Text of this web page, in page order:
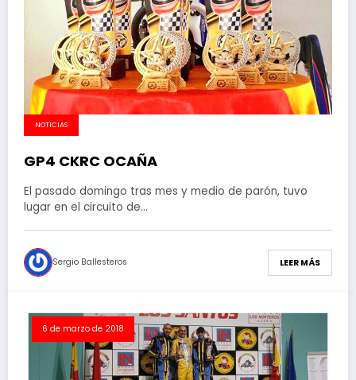
NOTICIAS
GP4 CKRC OCAÑA
El pasado domingo tras mes y medio de parón, tuvo
lugar en el circuito de…
Sergio Ballesteros LEER MÁS
6 de marzo de 2018